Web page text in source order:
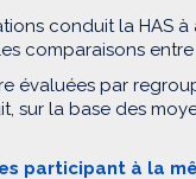
conduit la HAS
comparaisons
évaluées par
sur la base des
participant à la